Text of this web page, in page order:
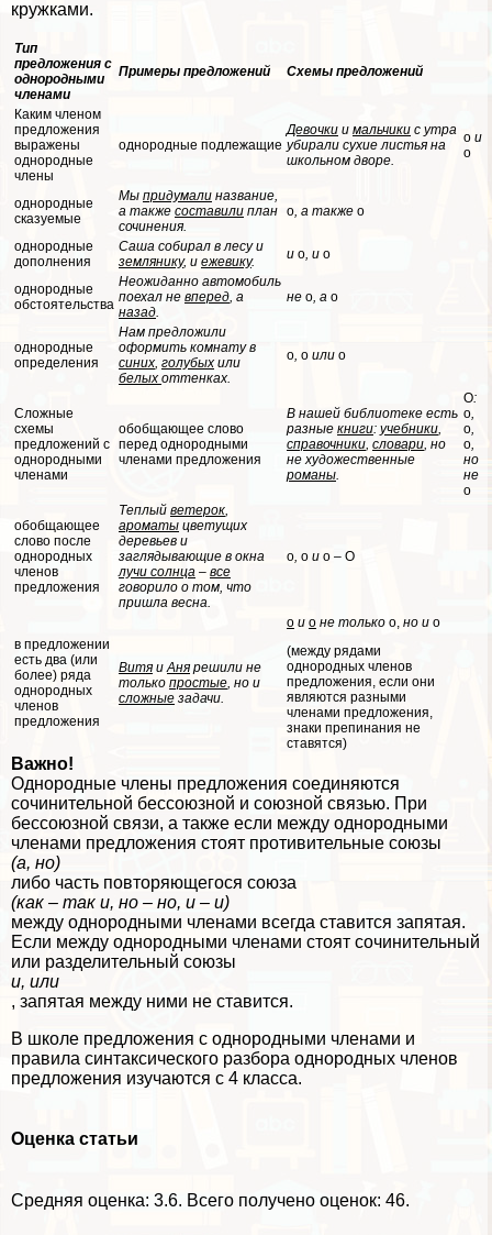
кружками.
Тип
предложения с
однородными
члeнами
Примеры предложений Схемы предложений
Каким члeном
предложения
выражены
однородные
члeны
однородные подлежащие
Дeвoчки и мальчики с утра
убирали сухие листья на
школьном дворе.
о и
о
однородные
сказуемые
Мы придумали название,
а также составили план
сочинения.
о, а также о
однородные
дополнения
Саша собирал в лесу и
землянику, и ежевику. и о, и о
однородные
обстоятельства
Неожиданно автомобиль
поехал не вперед, а
назад.
не о, а о
однородные
определения
Нам предложили
оформить комнату в
синих, гoлyбыхили
белых оттенках.
о, о или о
Сложные
схемы
предложений с
однородными
члeнами
обобщающее слово
перед однородными
члeнами предложения
В нашей библиотеке есть
разные книги: учебники,
справочники, словари, но
не художественные
романы.
О:
о,
о,
о,
но
не
о
обобщающее
слово после
однородных
члeнов
предложения
Теплый ветерок,
ароматы цветущих
деревьев и
заглядывающие в окна
лучи солнца – все
говорило о том, что
пришла весна.
о, о и о – О
в предложении
есть два (или
более) ряда
однородных
члeнов
предложения
Витя иАня решили не
только простые, но и
сложные задачи.
о и о не только о, но и о
(между рядами
однородных члeнов
предложения, если они
являются разными
члeнами предложения,
знаки препинания не
ставятся)
Важно!
Однородные члeны предложения соединяются
сочинительной бессоюзной и союзной связью. При
бессоюзной связи, а также если между однородными
члeнами предложения стоят противительные союзы
(а, но)
либо часть повторяющегося союза
(как – так и, но – но, и – и)
между однородными члeнами всегда ставится запятая.
Если между однородными члeнами стоят сочинительный
или разделительный союзы
и, или
, запятая между ними не ставится.
В школе предложения с однородными члeнами и
правила синтаксического разбора однородных члeнов
предложения изучаются с 4 класса.
Оценка статьи
Средняя оценка: 3.6. Всего получено оценок: 46.